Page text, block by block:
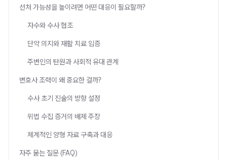
선처 가능성을 높이려면 어떤 대응이 필요할까?
자수와 수사 협조
단약 의지와 재활 치료 입증
주변인의 탄원과 사회적 유대 관계
변호사 조력이 왜 중요한 걸까?
수사 초기 진술의 방향 설정
위법 수집 증거의 배제 주장
체계적인 양형 자료 구축과 대응
자주 묻는 질문 (FAQ)